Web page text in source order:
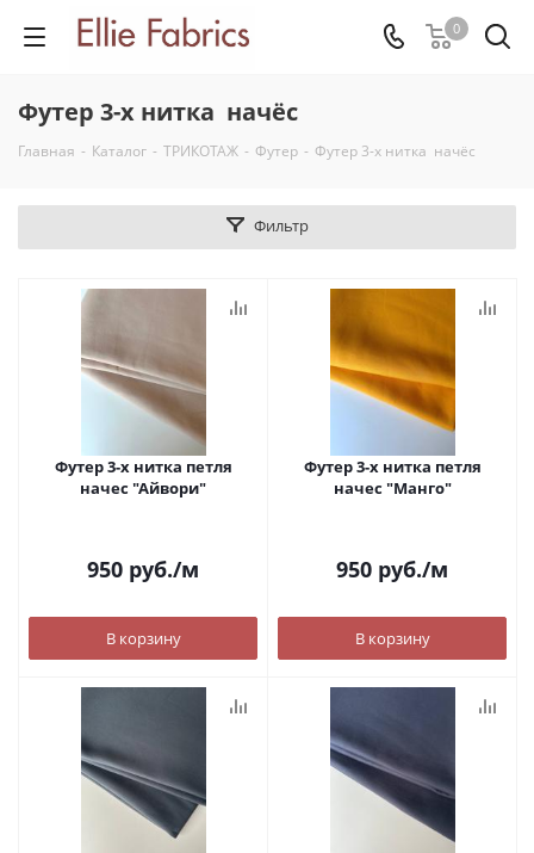
0
Футер 3-х нитка начёс
Главная - Каталог - ТРИКОТАЖ - Футер - Футер 3-х нитка начёс
Фильтр
Футер 3-х нитка петля
начес "Айвори"
950 руб./м
В корзину
Футер 3-х нитка петля
начес "Манго"
950 руб./м
В корзину